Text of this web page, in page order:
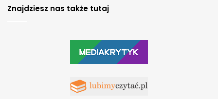
Znajdziesz nas także tutaj